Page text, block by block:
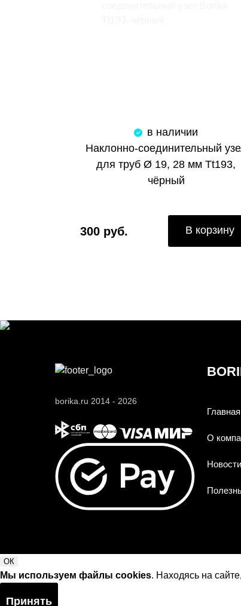
в наличии
Наклонно-соединительный
для труб Ø 19, 28 мм Tt193,
чёрный
300 руб. В корзину
borika.ru 2014 - 2026
Главная
О
Новости
ОК
Мы используем файлы cookies. Находясь на
Принять